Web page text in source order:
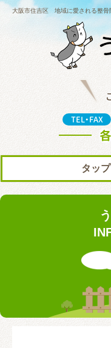
大阪市住吉区 地域に愛される整骨
TEL・FAX
タッ
リアライン（骨盤矯正）